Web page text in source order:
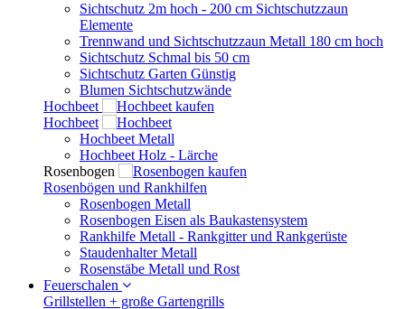
Sichtschutz 2m hoch - 200 cm Sichtschutzzaun
Elemente
Trennwand und Sichtschutzzaun Metall 180 cm hoch
Sichtschutz Schmal bis 50 cm
Sichtschutz Garten Günstig
Blumen Sichtschutzwände
Hochbeet
Hochbeet
Hochbeet Metall
Hochbeet Holz - Lärche
Rosenbogen
Rosenbögen und Rankhilfen
Rosenbogen Metall
Rosenbogen Eisen als Baukastensystem
Rankhilfe Metall - Rankgitter und Rankgerüste
Staudenhalter Metall
Rosenstäbe Metall und Rost
Feuerschalen
Grillstellen + große Gartengrills